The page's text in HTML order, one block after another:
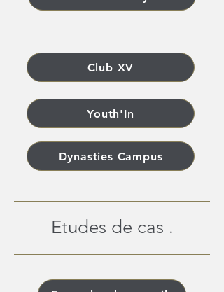
Club XV
Youth'In
Dynasties Campus
Etudes de cas .